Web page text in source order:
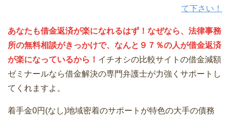
て下さい！
あなたも借金返済が楽になれるはず！なぜなら、法律事務
所の無料相談がきっかけで、なんと９７％の人が借金返済
が楽になっているから！ イチオシの比較サイトの借金減額
ゼミナールなら借金解決の専門弁護士が力強くサポートし
てくれますよ。
着手金0円(なし)地域密着のサポートが特色の大手の債務